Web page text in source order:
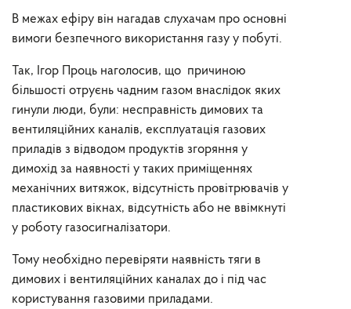
В межах ефіру він нагадав слухачам про основні
вимоги безпечного використання газу у побуті.
Так, Ігор Проць наголосив, що причиною
більшості отруєнь чадним газом внаслідок яких
гинули люди, були: несправність димових та
вентиляційних каналів, експлуатація газових
приладів з відводом продуктів згоряння у
димохід за наявності у таких приміщеннях
механічних витяжок, відсутність провітрювачів у
пластикових вікнах, відсутність або не ввімкнуті
у роботу газосигналізатори.
Тому необхідно перевіряти наявність тяги в
димових і вентиляційних каналах до і під час
користування газовими приладами.